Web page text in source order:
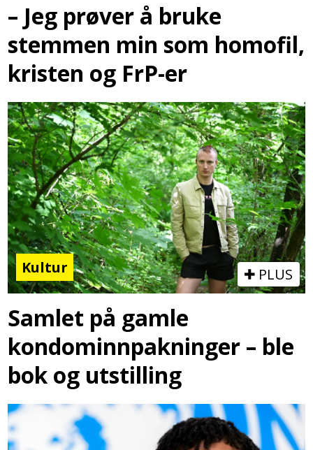
– Jeg prøver å bruke
stemmen min som homofil,
kristen og FrP-er
Kultur PLUS
Samlet på gamle
kondominnpakninger – ble
bok og utstilling